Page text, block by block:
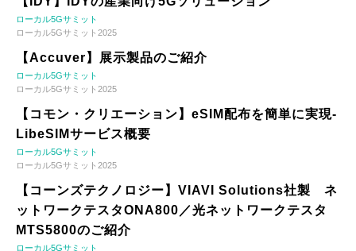
ローカル5Gサミット
ローカル5Gサミット2025
【Accuver】展示製品のご紹介
ローカル5Gサミット
ローカル5Gサミット2025
【コモン・クリエーション】eSIM配布を簡単に実現-
LibeSIMサービス概要
ローカル5Gサミット
ローカル5Gサミット2025
【コーンズテクノロジー】VIAVI Solutions社製 ネ
ットワークテスタONA800／光ネットワークテスタ
MTS5800のご紹介
ローカル5Gサミット